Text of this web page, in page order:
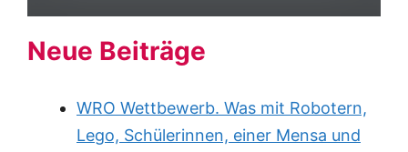
Neue Beiträge
WRO Wettbewerb. Was mit Robotern,
Lego, Schülerinnen, einer Mensa und